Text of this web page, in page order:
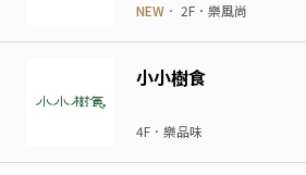
NEW． 2F．樂風尚
小小樹食
4F．樂品味